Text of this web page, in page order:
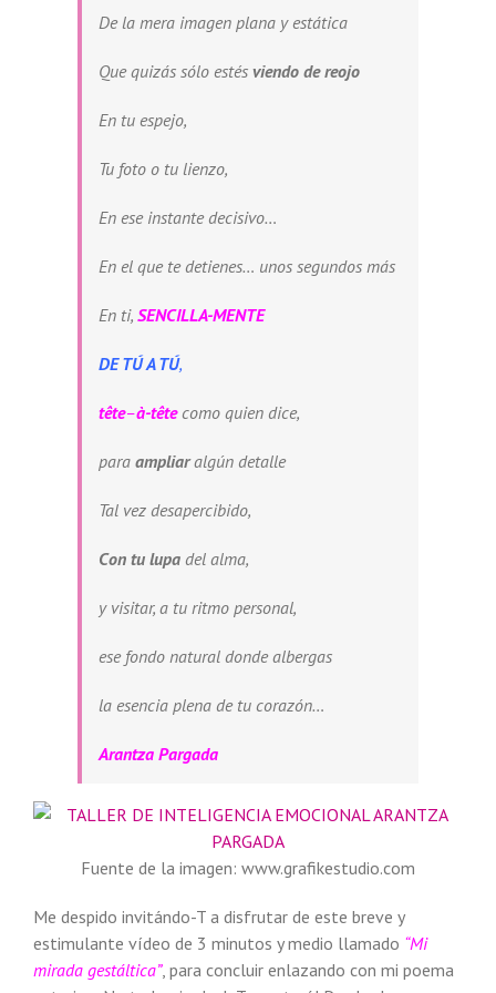
De la mera imagen plana y estática
Que quizás sólo estés viendo de reojo
En tu espejo,
Tu foto o tu lienzo,
En ese instante decisivo…
En el que te detienes… unos segundos más
En ti, SENCILLA-MENTE
DE TÚ A TÚ,
tête–à-tête como quien dice,
para ampliaralgún detalle
Tal vez desapercibido,
Con tu lupa del alma,
y visitar, a tu ritmo personal,
ese fondo natural donde albergas
la esencia plena de tu corazón…
Arantza Pargada
Fuente de la imagen: www.grafikestudio.com
Me despido invitándo-T a disfrutar de este breve y
estimulante vídeo de 3 minutos y medio llamado “Mi
mirada gestáltica”, para concluir enlazando con mi poema